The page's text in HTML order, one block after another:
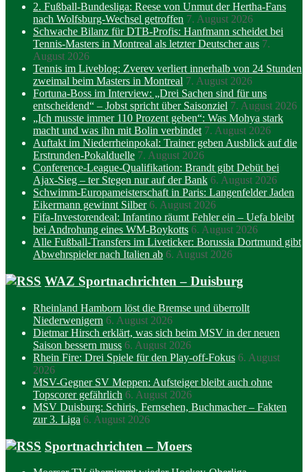
2. Fußball-Bundesliga: Reese von Unmut der Hertha-Fans
nach Wolfsburg-Wechsel getroffen 7. August 2026
Schwache Bilanz für DTB-Profis: Hanfmann scheidet bei
Tennis-Masters in Montreal als letzter Deutscher aus 7.
August 2026
Tennis im Liveblog: Zverev verliert innerhalb von 24 Stunden
zweimal beim Masters in Montreal 7. August 2026
Fortuna-Boss im Interview: „Drei Sachen sind für uns
entscheidend“ – Jobst spricht über Saisonziel 7. August 2026
„Ich musste immer 110 Prozent geben“: Was Mohya stark
macht und was ihn mit Bolin verbindet 7. August 2026
Auftakt im Niederrheinpokal: Trainer geben Ausblick auf die
Erstrunden-Pokalduelle 7. August 2026
Conference-League-Qualifikation: Brandt gibt Debüt bei
Ajax-Sieg – ter Stegen nur auf der Bank 6. August 2026
Schwimm-Europameisterschaft in Paris: Langenfelder Jaden
Eikermann gewinnt Silber 6. August 2026
Fifa-Investorendeal: Infantino räumt Fehler ein – Uefa bleibt
bei Androhung eines WM-Boykotts 6. August 2026
Alle Fußball-Transfers im Liveticker: Borussia Dortmund gibt
Abwehrspieler nach Italien ab 6. August 2026
WAZ Sportnachrichten – Duisburg
Rheinland Hamborn löst die Bremse und überrollt
Niederwenigern 6. August 2026
Dietmar Hirsch erklärt, was sich beim MSV in der neuen
Saison bessern muss 6. August 2026
Rhein Fire: Drei Spiele für den Play-off-Fokus 6. August
2026
MSV-Gegner SV Meppen: Aufsteiger bleibt auch ohne
Topscorer gefährlich 6. August 2026
MSV Duisburg: Schiris, Fernsehen, Buchmacher – Fakten
zur 3. Liga 6. August 2026
Sportnachrichten – Moers